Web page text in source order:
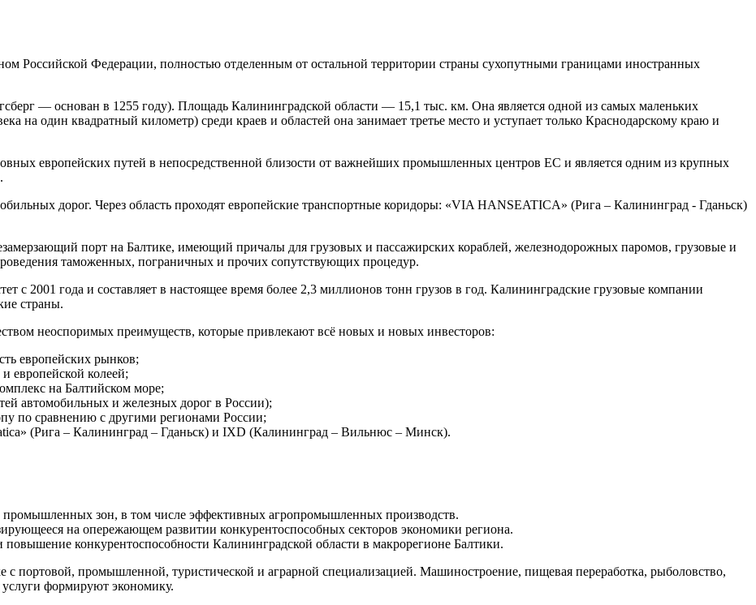
Российской Федерации, полностью отделенным от остальной территории страны сухопутными границами иностранных
— основан в 1255 году). Площадь Калининградской области — 15,1 тыс. км. Она является одной из самых маленьких
на один квадратный километр) среди краев и областей она занимает третье место и уступает только Краснодарскому краю и
европейских путей в непосредственной близости от важнейших промышленных центров ЕС и является одним из крупных
дорог. Через область проходят европейские транспортные коридоры: «VIA HANSEATICA» (Рига – Калининград - Гданьск)
порт на Балтике, имеющий причалы для грузовых и пассажирских кораблей, железнодорожных паромов, грузовые и
таможенных, пограничных и прочих сопутствующих процедур.
с 2001 года и составляет в настоящее время более 2,3 миллионов тонн грузов в год. Калининградские грузовые компании
страны.
неоспоримых преимуществ, которые привлекают всё новых и новых инвесторов:
европейских рынков;
европейской колеей;
на Балтийском море;
автомобильных и железных дорог в России);
по сравнению с другими регионами России;
(Рига – Калининград – Гданьск) и IXD (Калининград – Вильнюс – Минск).
промышленных зон, в том числе эффективных агропромышленных производств.
на опережающем развитии конкурентоспособных секторов экономики региона.
конкурентоспособности Калининградской области в макрорегионе Балтики.
с портовой, промышленной, туристической и аграрной специализацией. Машиностроение, пищевая переработка, рыболовство,
формируют экономику.